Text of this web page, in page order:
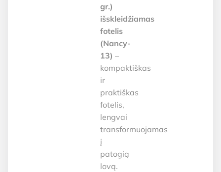
gr.)
išskleidžiamas
fotelis
(Nancy-
13) –
kompaktiškas
ir
praktiškas
fotelis,
lengvai
transformuojamas
į
patogią
lovą.